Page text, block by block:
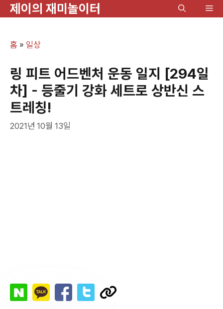
제이의 재미놀이터
메
홈 » 일상
링 피트 어드벤처 운동 일지 [294일
차] - 등줄기 강화 세트로 상반신 스
트레칭!
2021년 10월 13일